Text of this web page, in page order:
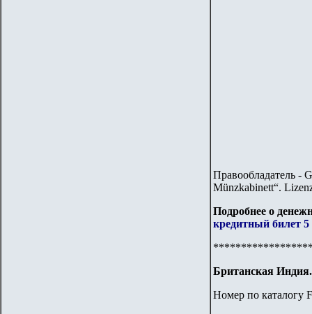
Правообладатель -
Münzkabinett“.
Подробнее о
кредитный билет 5
Британская
Номер по каталогу